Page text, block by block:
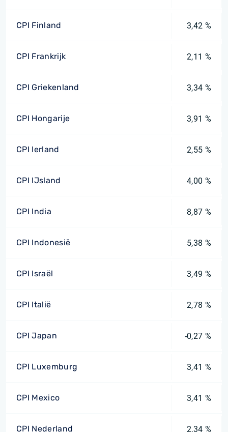
CPI Finland 3,42 %
CPI Frankrijk 2,11 %
CPI Griekenland 3,34 %
CPI Hongarije 3,91 %
CPI Ierland 2,55 %
CPI IJsland 4,00 %
CPI India 8,87 %
CPI Indonesië 5,38 %
CPI Israël 3,49 %
CPI Italië 2,78 %
CPI Japan -0,27 %
CPI Luxemburg 3,41 %
CPI Mexico 3,41 %
CPI Nederland 2,34 %